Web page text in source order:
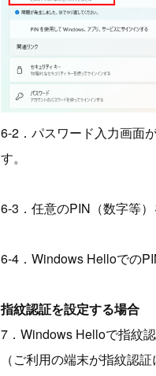
6-2．パスワード入力画面
す。
6-3．任意のPIN（数字等
6-4．Windows Helloでの
指紋認証を設定する場合
7．Windows Helloで指紋認
（ご利用の端末が指紋認